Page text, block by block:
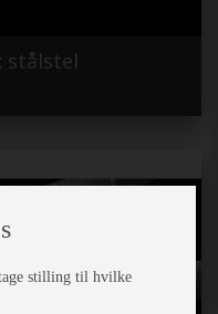
stålstel
stilling til hvilke